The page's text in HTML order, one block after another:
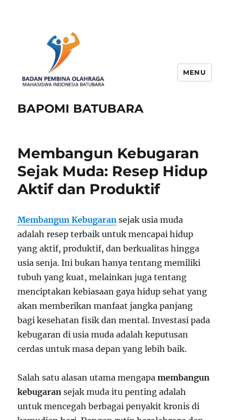
BAPOMI BATUBARA
MENU
Membangun Kebugaran
Sejak Muda: Resep Hidup
Aktif dan Produktif
Membangun Kebugaran sejak usia muda
adalah resep terbaik untuk mencapai hidup
yang aktif, produktif, dan berkualitas hingga
usia senja. Ini bukan hanya tentang memiliki
tubuh yang kuat, melainkan juga tentang
menciptakan kebiasaan gaya hidup sehat yang
akan memberikan manfaat jangka panjang
bagi kesehatan fisik dan mental. Investasi pada
kebugaran di usia muda adalah keputusan
cerdas untuk masa depan yang lebih baik.
Salah satu alasan utama mengapamembangun
kebugaran sejak muda itu penting adalah
untuk mencegah berbagai penyakit kronis di